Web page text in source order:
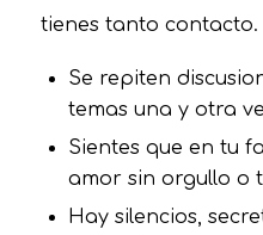
tienes tanto contacto.
Se repiten
temas una y otra
Sientes que en tu
amor sin orgullo o
Hay silencios,